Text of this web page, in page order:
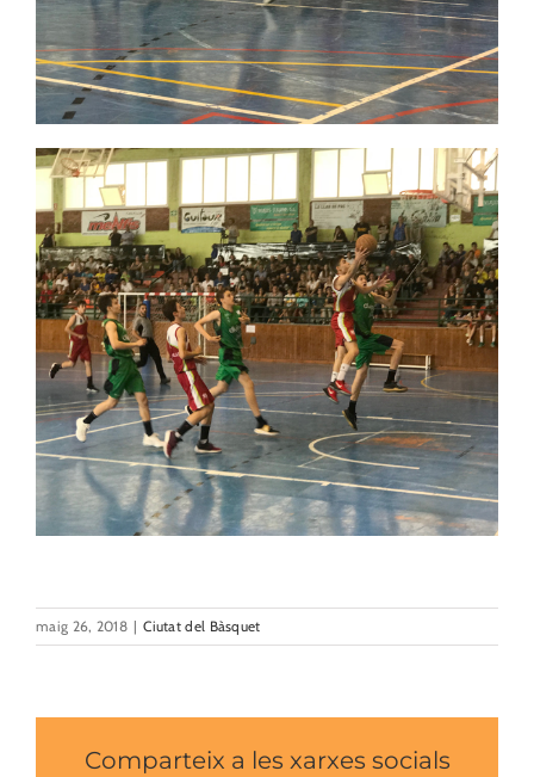
maig 26, 2018 | Ciutat del Bàsquet
Comparteix a les xarxes socials